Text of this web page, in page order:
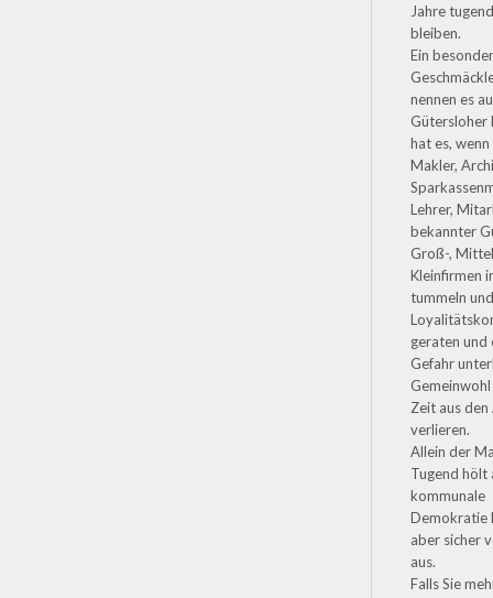
Jahre
bleiben.
Ein
nennen es
Gütersloher
hat es, wenn
Makler,
Lehrer,
bekannter
Groß-,
Kleinfirmen
tummeln
geraten und
Gefahr
Zeit aus den
verlieren.
Allein der
Tugend hölt
kommunale
Demokratie
aber sicher
aus.
Falls Sie